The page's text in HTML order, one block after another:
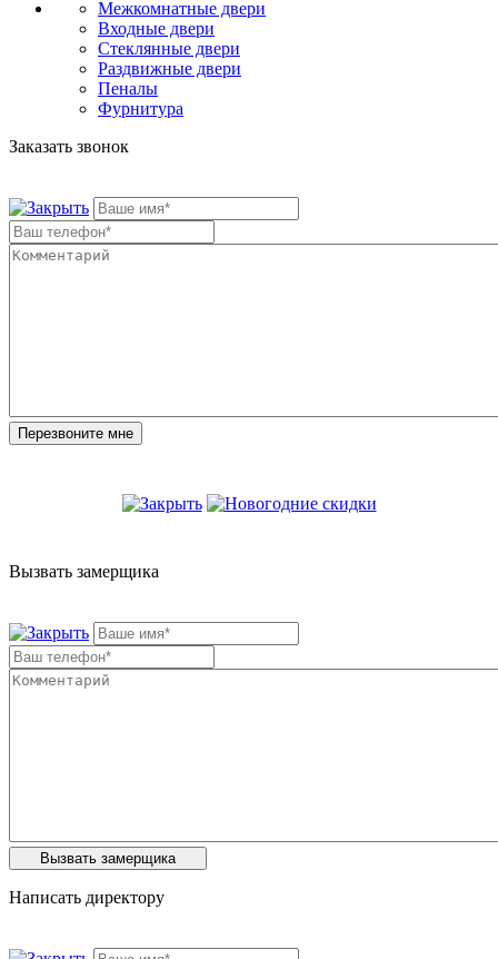
Межкомнатные двери
Входные двери
Стеклянные двери
Раздвижные двери
Пеналы
Фурнитура
Заказать звонок
Вызвать замерщика
Написать директору